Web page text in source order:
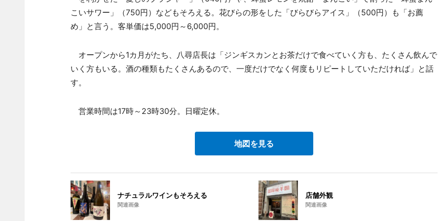
こいサワー」（750円）などもそろえる。花びらの形をした「びらびらアイス」（500円）も「お薦
め」と言う。客単価は5,000円～6,000円。
オープンから1カ月がたち、八尋店長は「ジンギスカンとお茶だけで食べていく方も、たくさん飲んで
いく方もいる。酒の種類もたくさんあるので、一度だけでなく何度もリピートしていただければ」と話
す。
営業時間は17時～23時30分。日曜定休。
地図を見る
ナチュラルワインもそろえる
関連画像
店舗外観
関連画像